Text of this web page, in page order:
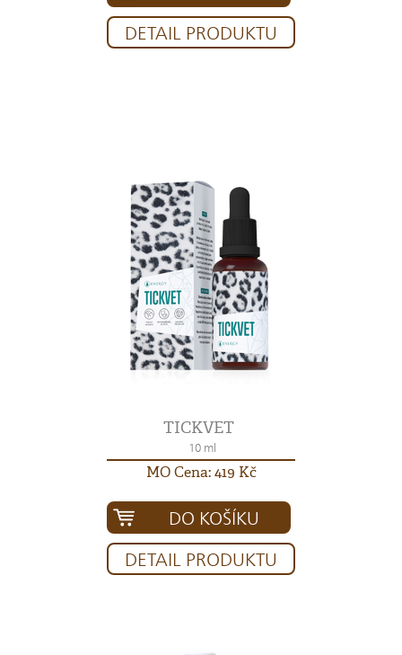
DETAIL PRODUKTU
TICKVET
10 ml
MO Cena: 419 Kč
DO KOŠÍKU
DETAIL PRODUKTU